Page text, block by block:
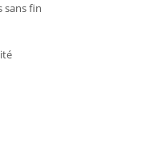
sans fin